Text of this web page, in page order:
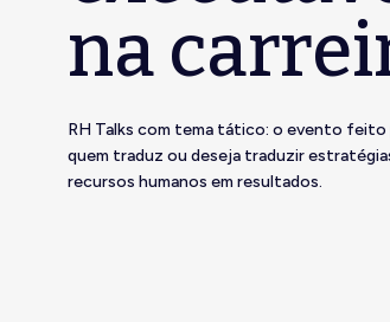
na
RH Talks com tema tático: o evento feito
quem traduz ou deseja traduzir
recursos humanos em resultados.